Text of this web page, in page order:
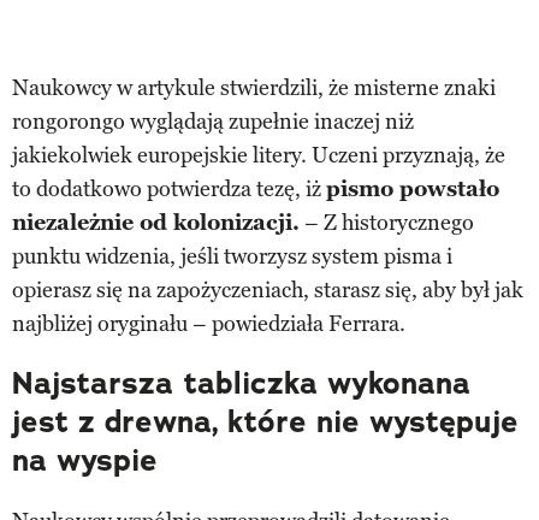
Naukowcy w artykule stwierdzili, że misterne znaki
rongorongo wyglądają zupełnie inaczej niż
jakiekolwiek europejskie litery. Uczeni przyznają, że
to dodatkowo potwierdza tezę, iżpismo powstało
niezależnie od kolonizacji. – Z historycznego
punktu widzenia, jeśli tworzysz system pisma i
opierasz się na zapożyczeniach, starasz się, aby był jak
najbliżej oryginału – powiedziała Ferrara.
Najstarsza tabliczka wykonana
jest z drewna, które nie występuje
na wyspie